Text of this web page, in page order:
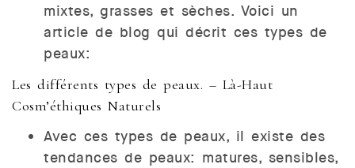
mixtes, grasses et sèches. Voici un
article de blog qui décrit ces types de
peaux:
Les différents types de peaux. – Là-Haut
Cosm’éthiques Naturels
Avec ces types de peaux, il existe des
tendances de peaux: matures, sensibles,